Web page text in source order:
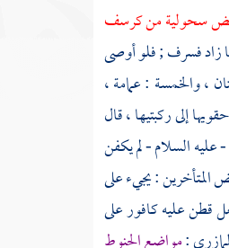
بيض سحولية من كرسف
زاد فسرف ; فلو أوصى
، والخمسة : عمامة ،
إلى ركبتيها ، قال
السلام - لم يكفن
المتأخرين : يجيء على
قطن عليه كافور على